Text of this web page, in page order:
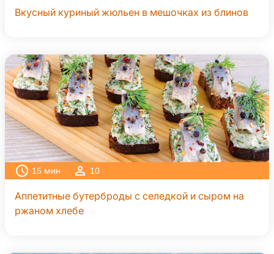
Вкусный куриный жюльен в мешочках из блинов
15 мин 10
Аппетитные бутерброды с селедкой и сыром на
ржаном хлебе